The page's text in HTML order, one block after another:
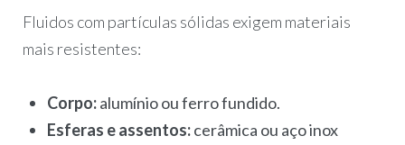
Fluidos com partículas sólidas exigem materiais
mais resistentes:
Corpo:alumínio ou ferro fundido.
Esferas e assentos:cerâmica ou aço inox